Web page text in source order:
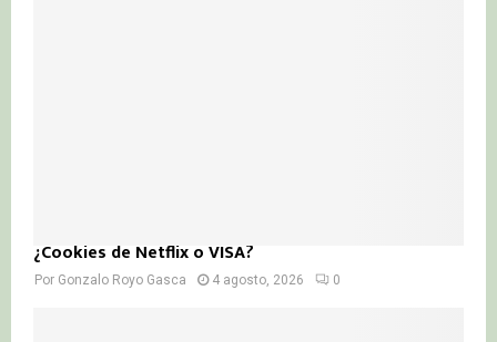
¿Cookies de Netflix o VISA?
Por Gonzalo Royo Gasca 4 agosto, 2026 0